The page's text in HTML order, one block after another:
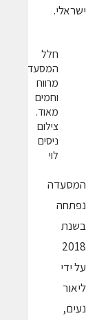
ישראלי.
חלל
המסעדה
מרווח
וחמים
מאוד.
צילום
ניסים
לוי
המסעדה
נפתחה
בשנת
2018
על ידי
ליאור
נעים,